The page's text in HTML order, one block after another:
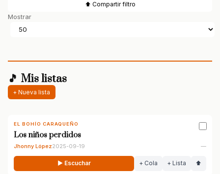
⬆ Compartir filtro
Mostrar
🎵 Mis listas
+ Nueva lista
EL BOHÍO CARAQUEÑO
Los niños perdidos
Jhonny López2025-09-19 —
▶ Escuchar + Cola + Lista ⬆